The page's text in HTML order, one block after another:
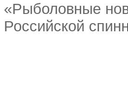
«Рыболовные
Российской